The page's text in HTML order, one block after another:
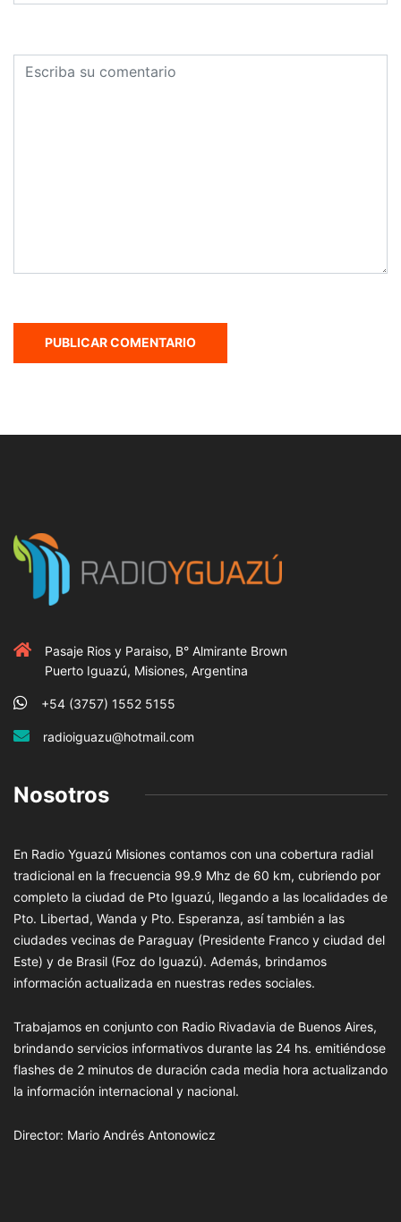
Pasaje Rios y Paraiso, B° Almirante Brown
Puerto Iguazú, Misiones, Argentina
+54 (3757) 1552 5155
radioiguazu@hotmail.com
Nosotros
En Radio Yguazú Misiones contamos con una cobertura radial
tradicional en la frecuencia 99.9 Mhz de 60 km, cubriendo por
completo la ciudad de Pto Iguazú, llegando a las localidades de
Pto. Libertad, Wanda y Pto. Esperanza, así también a las
ciudades vecinas de Paraguay (Presidente Franco y ciudad del
Este) y de Brasil (Foz do Iguazú). Además, brindamos
información actualizada en nuestras redes sociales.
Trabajamos en conjunto con Radio Rivadavia de Buenos Aires,
brindando servicios informativos durante las 24 hs. emitiéndose
flashes de 2 minutos de duración cada media hora actualizando
la información internacional y nacional.
Director: Mario Andrés Antonowicz